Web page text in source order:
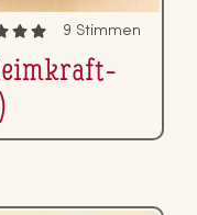
9 Stimmen